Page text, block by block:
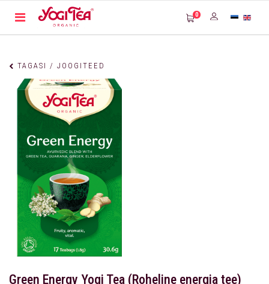
0
TAGASI / JOOGITEED
Green Energy Yogi Tea (Roheline energia tee)